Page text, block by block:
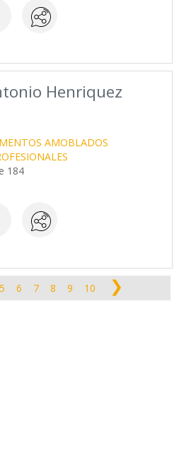
Henriquez
AMOBLADOS
184
5 6 7 8 9 10 ❯